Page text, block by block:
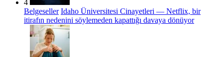
4
Belgeseller Idaho Üniversitesi Cinayetleri — Netflix, bir
itirafın nedenini söylemeden kapattığı davaya dönüyor